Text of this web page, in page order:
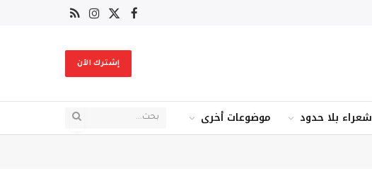
فيسبوك
X
الانستغرام
RSS
إشترك الآن
شعراء بلا حدود موضوعات أخرى